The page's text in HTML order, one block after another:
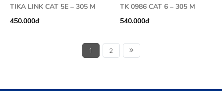
TIKA LINK CAT 5E – 305 M
450.000đ
TK 0986 CAT 6 – 305 M
540.000đ
1 2